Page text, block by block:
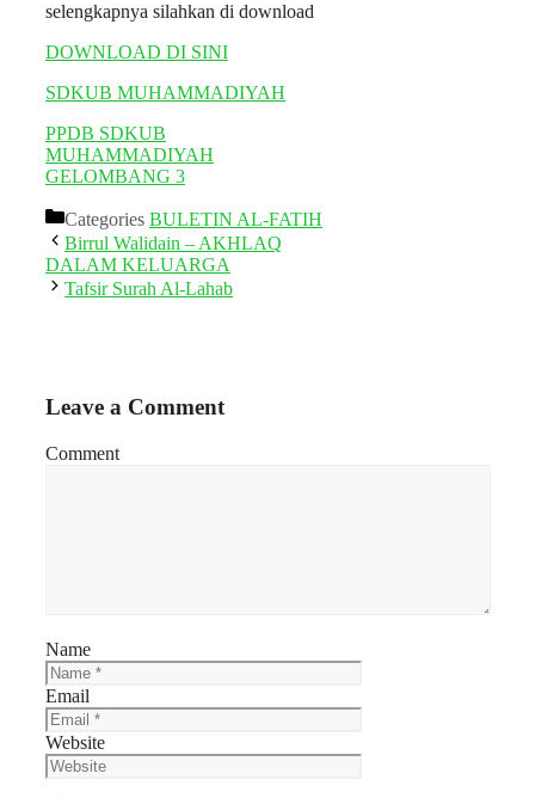
selengkapnya silahkan di download
DOWNLOAD DI SINI
SDKUB MUHAMMADIYAH
PPDB SDKUB
MUHAMMADIYAH
GELOMBANG 3
Categories BULETIN AL-FATIH
Birrul Walidain – AKHLAQ
DALAM KELUARGA
Tafsir Surah Al-Lahab
Leave a Comment
Comment
Name
Email
Website